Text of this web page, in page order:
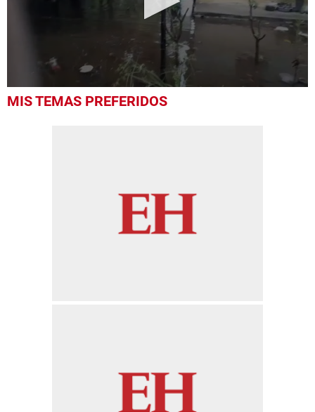
seconds
MIS TEMAS PREFERIDOS